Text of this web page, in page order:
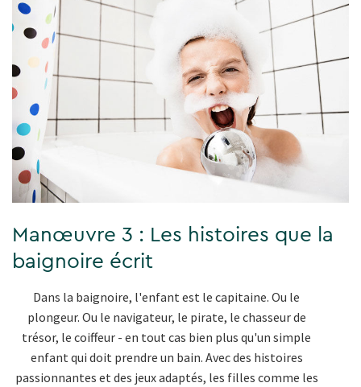
Manœuvre 3 : Les histoires que la
baignoire écrit
Dans la baignoire, l'enfant est le capitaine. Ou le
plongeur. Ou le navigateur, le pirate, le chasseur de
trésor, le coiffeur - en tout cas bien plus qu'un simple
enfant qui doit prendre un bain. Avec des histoires
passionnantes et des jeux adaptés, les filles comme les